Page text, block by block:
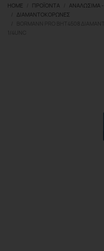
HOME ΠΡΟΪΌΝΤΑ ΑΝΑΛΏΣΙΜΑ
ΔΙΑΜΑΝΤΟΚΟΡΏΝΕΣ
BORMANN PRO BHT4508
1/4UNC